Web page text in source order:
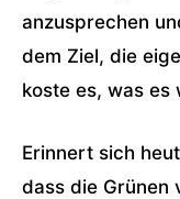
anzusprechen
dem Ziel, die
koste es, was es
Erinnert sich
dass die Grünen